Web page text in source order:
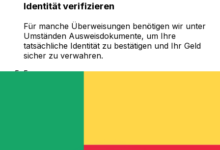
Identität verifizieren
Für manche Überweisungen benötigen wir unter
Umständen Ausweisdokumente, um Ihre
tatsächliche Identität zu bestätigen und Ihr Geld
sicher zu verwahren.
5